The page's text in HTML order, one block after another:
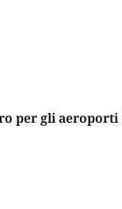
per gli aeroporti